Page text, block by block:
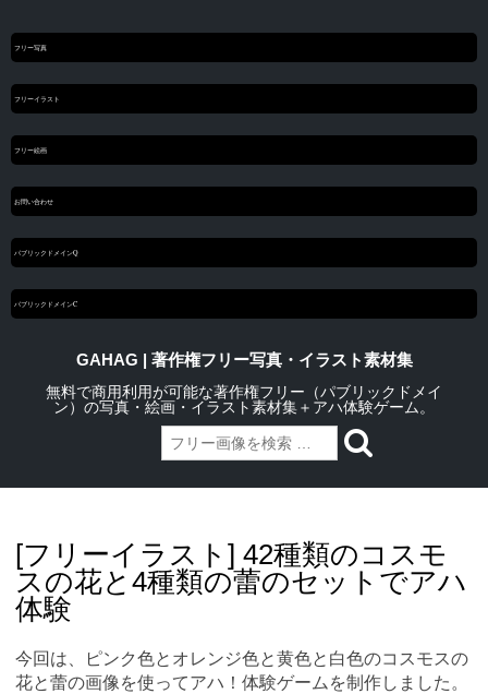
フリー写真
フリーイラスト
フリー絵画
お問い合わせ
パブリックドメインQ
パブリックドメインC
GAHAG | 著作権フリー写真・イラスト素材集
無料で商用利用が可能な著作権フリー（パブリックドメイ
ン）の写真・絵画・イラスト素材集＋アハ体験ゲーム。
content[フリーイラスト] 42種類のコスモ
スの花と4種類の蕾のセットでアハ
体験
今回は、ピンク色とオレンジ色と黄色と白色のコスモスの
花と蕾の画像を使ってアハ！体験ゲームを制作しました。